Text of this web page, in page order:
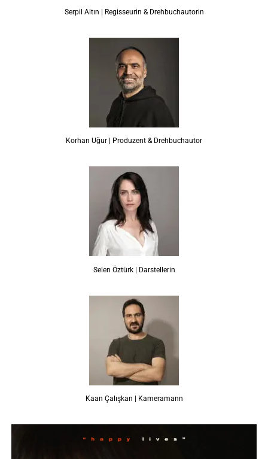
Serpil Altın | Regisseurin & Drehbuchautorin
Korhan Uğur | Produzent & Drehbuchautor
Selen Öztürk | Darstellerin
Kaan Çalışkan | Kameramann